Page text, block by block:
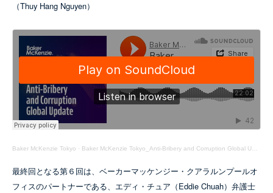
（Thuy Hang Nguyen）
Baker McKenzie Tokyo · Baker McKenzie Tokyo_Anti-Bribery and Corruption Global Update Episode 05
最終回となる第６回は、ベーカーマッケンジー・クアラルンプールオ
フィスのパートナーである、エディ・チュア（Eddie Chuah）弁護士